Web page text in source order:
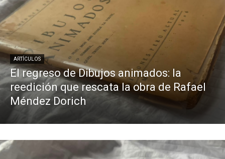
ARTÍCULOS
El regreso de Dibujos animados: la
reedición que rescata la obra de Rafael
Méndez Dorich